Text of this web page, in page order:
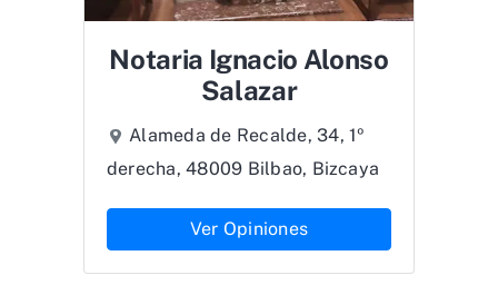
Notaria Ignacio Alonso
Salazar
Alameda de Recalde, 34, 1º
derecha, 48009 Bilbao, Bizcaya
Ver Opiniones